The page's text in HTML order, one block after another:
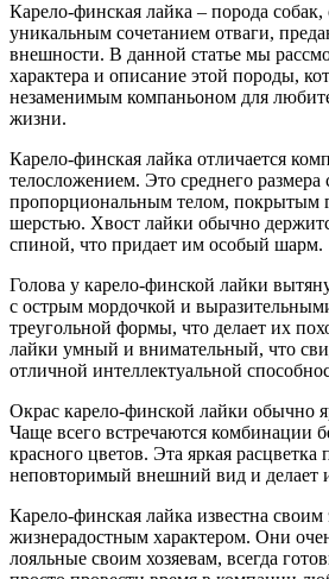
Карело-финская лайка – порода
уникальным сочетанием отваги,
внешности. В данной статье мы
характера и описание этой породы,
незаменимым компаньоном для
жизни.
Карело-финская лайка отличается
телосложением. Это среднего размера
пропорциональным телом, покрытым
шерстью. Хвост лайки обычно
спиной, что придает им особый шарм.
Голова у карело-финской лайки
с острым мордочкой и
треугольной формы, что делает их
лайки умный и внимательный, что
отличной интеллектуальной
Окрас карело-финской лайки обычно
Чаще всего встречаются комбинации
красного цветов. Эта яркая расцветка
неповторимый внешний вид и делает
Карело-финская лайка известна
жизнерадостным характером. Они
лояльные своим хозяевам, всегда